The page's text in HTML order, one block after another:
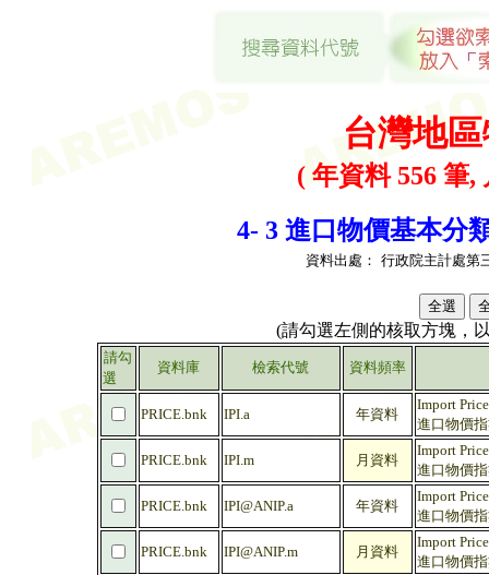
台灣地
( 年資料 556 筆,
4- 3 進口物價基本分
資料出處： 行政院主計處第
(請勾選左側的核取方塊，
請勾
選
資料庫 檢索代號 資料頻率
PRICE.bnk IPI.a 年資料
Import
進口物價
PRICE.bnk IPI.m 月資料
Import
進口物價
PRICE.bnk IPI@ANIP.a 年資料
Import
進口物價
PRICE.bnk IPI@ANIP.m 月資料
Import
進口物價